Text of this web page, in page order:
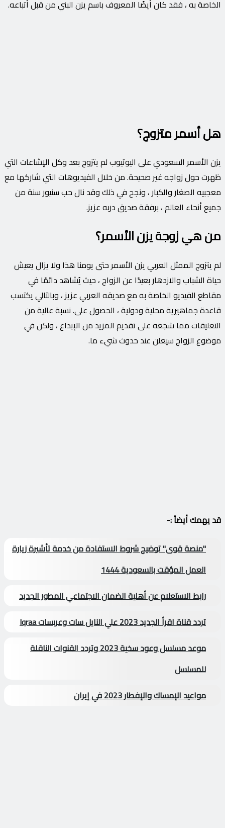
الخاصة به ، فقد كان أيضًا المعروف باسم يزن البني من قبل أتباعه.
هل أسمر متزوج؟
يزن الأسمر السعودي على اليوتيوب لم يتزوج بعد وكل الإشاعات التي
ظهرت حول زواجه غير صحيحة. من خلال الفيديوهات التي شاركها مع
معجبيه الصغار والكبار ، ونجح في ذلك وقد نال حب سنيور سنة من
جميع أنحاء العالم ، برفقة صديق دربه عزيز.
من هي زوجة يزن الأسمر؟
لم يتزوج الممثل العربي يزن الأسمر حتى يومنا هذا ولا يزال يعيش
حياة الشباب والازدهار بعيدًا عن الزواج ، حيث يُشاهد دائمًا في
مقاطع الفيديو الخاصة به مع صديقه العربي عزيز ، وبالتالي يكتسب
قاعدة جماهيرية محلية ودولية ، الحصول على. نسبة عالية من
التعليقات مما شجعه على تقديم المزيد من الإبداع ، ولكن في
موضوع الزواج سيعلن عند حدوث شيء ما.
قد يهمك أيضاً :-
"منصة قوى" توضيح شروط الاستفادة من خدمة تأشيرة زيارة
العمل المؤقت بالسعودية 1444
رابط الاستعلام عن أهلية الضمان الاجتماعي المطور الجديد
تردد قناة اقرأ الجديد 2023 علي النايل سات وعربسات Iqraa
موعد مسلسل وعود سخية 2023 وتردد القنوات الناقلة
للمسلسل
مواعيد الإمساك والإفطار 2023 في إيران